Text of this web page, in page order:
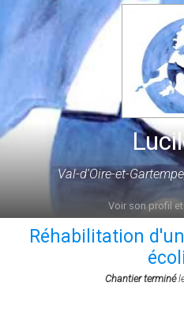
Val-d'Oire-et-
Voir son profil
Réhabilitation
Chantier terminé